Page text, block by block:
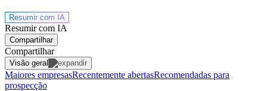
Resumir com IA
Resumir com IA
Compartilhar
Compartilhar
Visão geral
Maiores empresasRecentemente abertasRecomendadas para
prospecção